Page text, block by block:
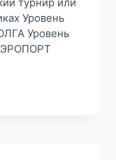
Уровень
Уровень